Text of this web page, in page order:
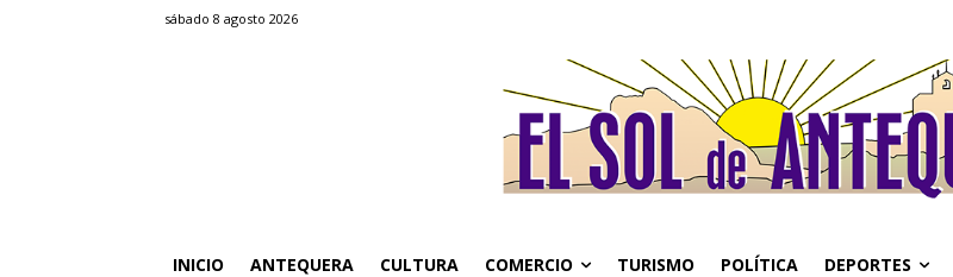
sábado 8 agosto 2026
INICIO ANTEQUERA CULTURA COMERCIO TURISMO POLÍTICA DEPORTES